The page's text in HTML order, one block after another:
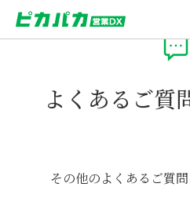
よくあるご質
その他のよくあるご質